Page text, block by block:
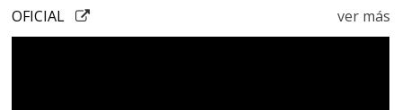
ver más
OFICIAL